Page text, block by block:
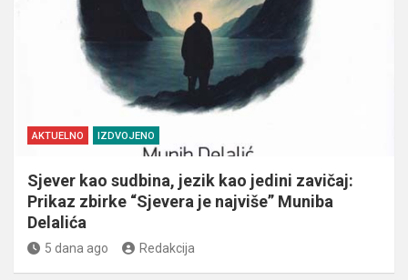
AKTUELNO IZDVOJENO
Sjever kao sudbina, jezik kao jedini zavičaj:
Prikaz zbirke “Sjevera je najviše” Muniba
Delalića
5 dana ago Redakcija